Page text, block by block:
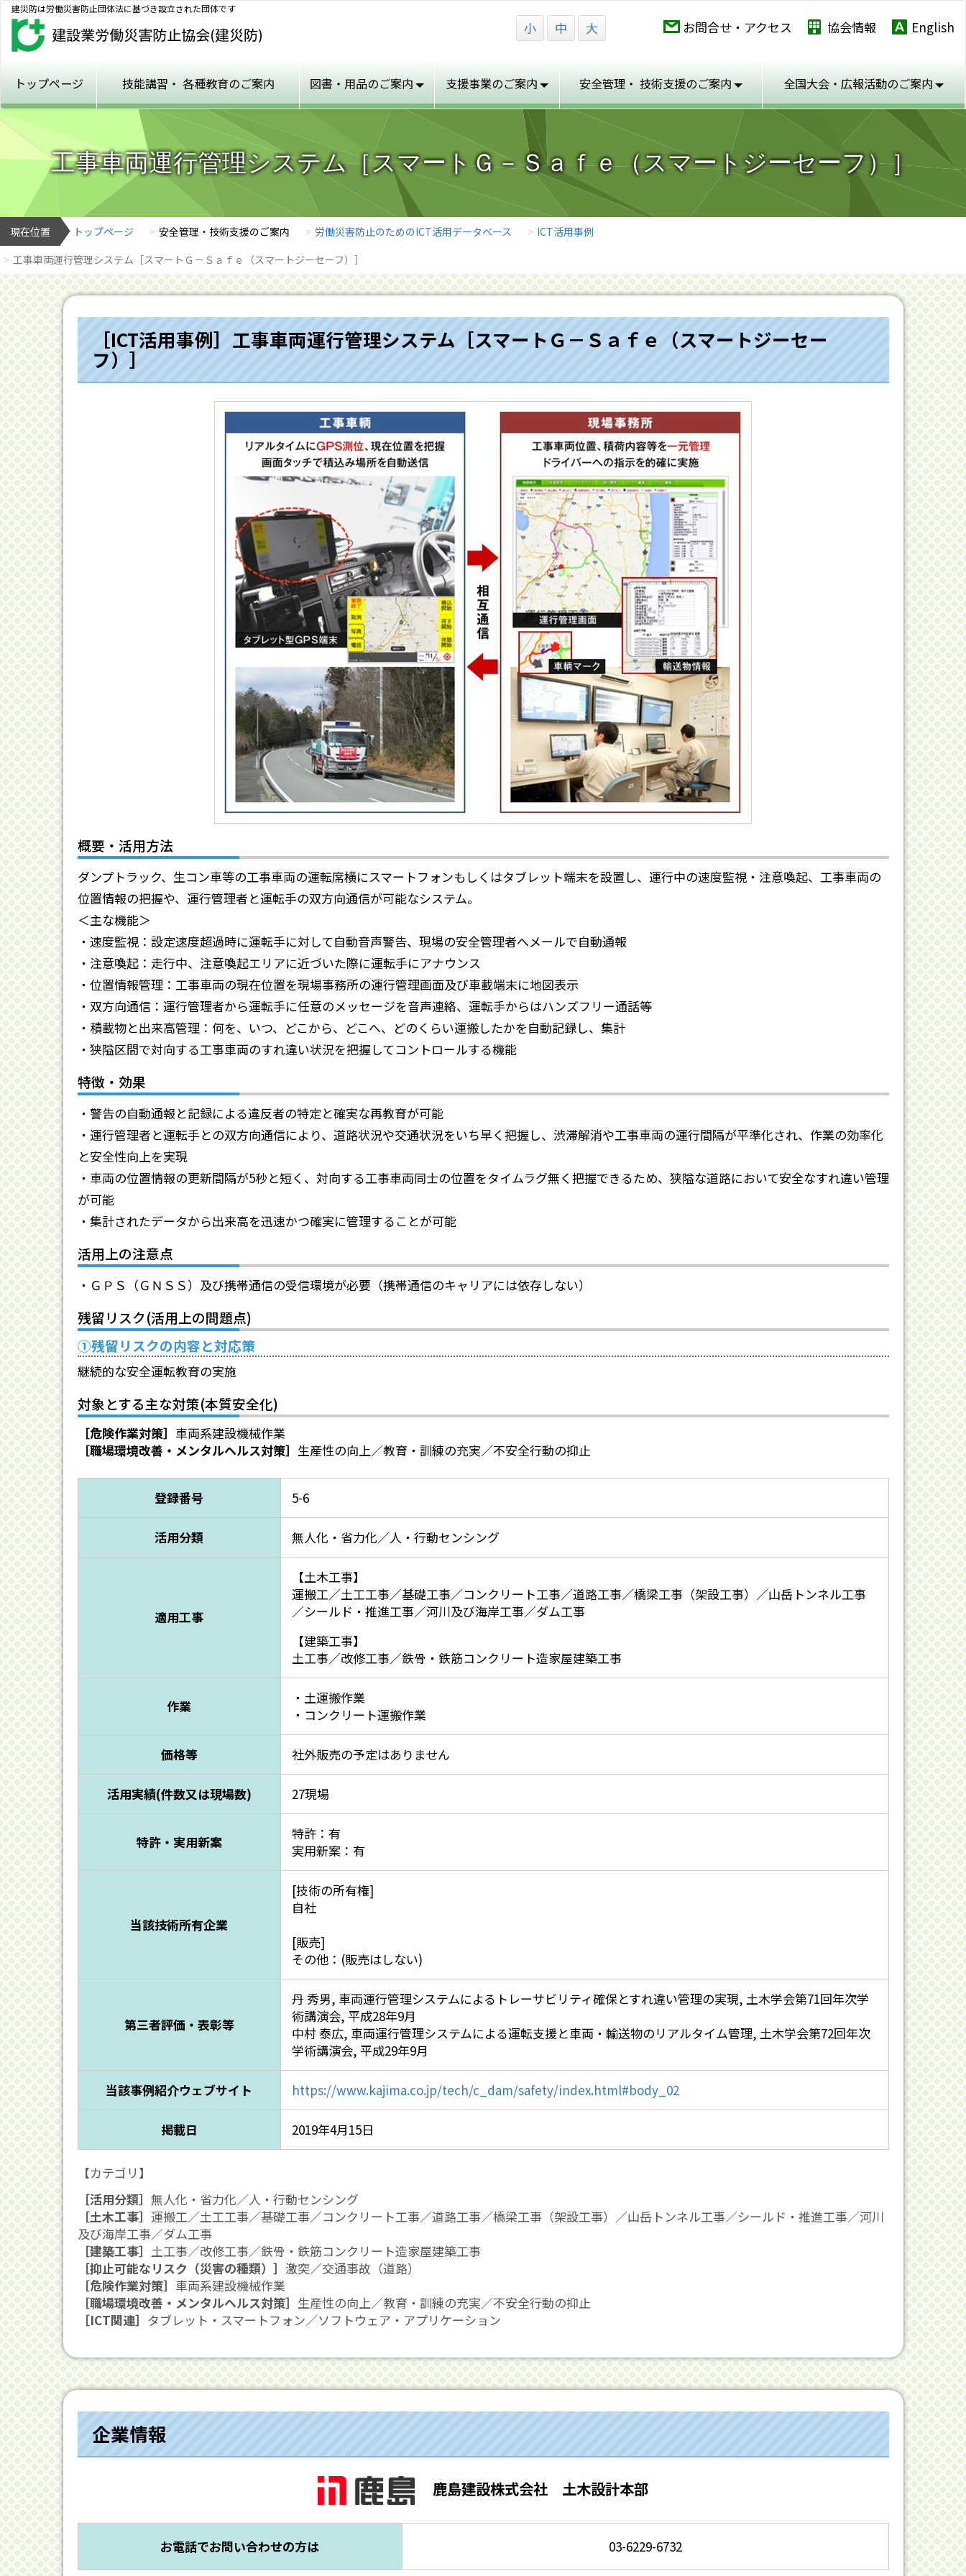
建災防は労働災害防止団体法に基づき設立された団体です
小 中 大 お問合せ・アクセス 協会情報 English
トップページ 技能講習・ 各種教育のご案内 図書・用品のご案内 支援事業のご案内 安全管理・ 技術支援のご案内 全国大会・広報活動のご案内
工事車両運行管理システム［スマートＧ－Ｓａｆｅ（スマートジーセーフ）］
現在位置 トップページ 安全管理・技術支援のご案内 労働災害防止のためのICT活用データベース
ICT活用事例
工事車両運行管理システム［スマートＧ－Ｓａｆｅ（スマートジーセーフ）］
［ICT活用事例］工事車両運行管理システム［スマートＧ－Ｓａｆｅ（スマートジーセー
フ）］
概要・活用方法
ダンプトラック、生コン車等の工事車両の運転席横にスマートフォンもしくはタブレット端末を設置し、運行中の速度監視・注意喚起、工事車両の
位置情報の把握や、運行管理者と運転手の双方向通信が可能なシステム。
＜主な機能＞
・速度監視：設定速度超過時に運転手に対して自動音声警告、現場の安全管理者へメールで自動通報
・注意喚起：走行中、注意喚起エリアに近づいた際に運転手にアナウンス
・位置情報管理：工事車両の現在位置を現場事務所の運行管理画面及び車載端末に地図表示
・双方向通信：運行管理者から運転手に任意のメッセージを音声連絡、運転手からはハンズフリー通話等
・積載物と出来高管理：何を、いつ、どこから、どこへ、どのくらい運搬したかを自動記録し、集計
・狭隘区間で対向する工事車両のすれ違い状況を把握してコントロールする機能
特徴・効果
・警告の自動通報と記録による違反者の特定と確実な再教育が可能
・運行管理者と運転手との双方向通信により、道路状況や交通状況をいち早く把握し、渋滞解消や工事車両の運行間隔が平準化され、作業の効率化
と安全性向上を実現
・車両の位置情報の更新間隔が5秒と短く、対向する工事車両同士の位置をタイムラグ無く把握できるため、狭隘な道路において安全なすれ違い管理
が可能
・集計されたデータから出来高を迅速かつ確実に管理することが可能
活用上の注意点
・ＧＰＳ（ＧＮＳＳ）及び携帯通信の受信環境が必要（携帯通信のキャリアには依存しない）
残留リスク(活用上の問題点)
①残留リスクの内容と対応策
継続的な安全運転教育の実施
対象とする主な対策(本質安全化)
［危険作業対策］ 車両系建設機械作業
［職場環境改善・メンタルヘルス対策］ 生産性の向上／教育・訓練の充実／不安全行動の抑止
登録番号 5-6
活用分類 無人化・省力化／人・行動センシング
適用工事
【土木工事】
運搬工／土工工事／基礎工事／コンクリート工事／道路工事／橋梁工事（架設工事）／山岳トンネル工事
／シールド・推進工事／河川及び海岸工事／ダム工事
【建築工事】
土工事／改修工事／鉄骨・鉄筋コンクリート造家屋建築工事
作業
・土運搬作業
・コンクリート運搬作業
価格等 社外販売の予定はありません
活用実績(件数又は現場数) 27現場
特許・実用新案
特許：有
実用新案：有
当該技術所有企業
[技術の所有権]
自社
[販売]
その他：(販売はしない)
第三者評価・表彰等
丹 秀男, 車両運行管理システムによるトレーサビリティ確保とすれ違い管理の実現, 土木学会第71回年次学
術講演会, 平成28年9月
中村 泰広, 車両運行管理システムによる運転支援と車両・輸送物のリアルタイム管理, 土木学会第72回年次
学術講演会, 平成29年9月
当該事例紹介ウェブサイト https://www.kajima.co.jp/tech/c_dam/safety/index.html#body_02
掲載日 2019年4月15日
【カテゴリ】
［活用分類］ 無人化・省力化／人・行動センシング
［土木工事］ 運搬工／土工工事／基礎工事／コンクリート工事／道路工事／橋梁工事（架設工事）／山岳トンネル工事／シールド・推進工事／河川
及び海岸工事／ダム工事
［建築工事］ 土工事／改修工事／鉄骨・鉄筋コンクリート造家屋建築工事
［抑止可能なリスク（災害の種類）］ 激突／交通事故（道路）
［危険作業対策］ 車両系建設機械作業
［職場環境改善・メンタルヘルス対策］ 生産性の向上／教育・訓練の充実／不安全行動の抑止
［ICT関連］ タブレット・スマートフォン／ソフトウェア・アプリケーション
企業情報
鹿島建設株式会社 土木設計本部
お電話でお問い合わせの方は 03-6229-6732